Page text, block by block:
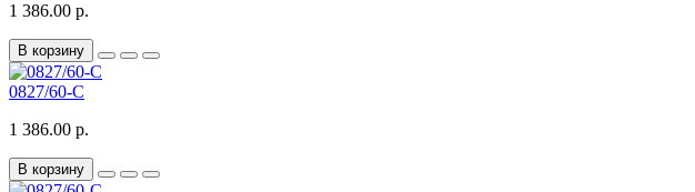
1 386.00 р.
В корзину
0827/60-C
1 386.00 р.
В корзину